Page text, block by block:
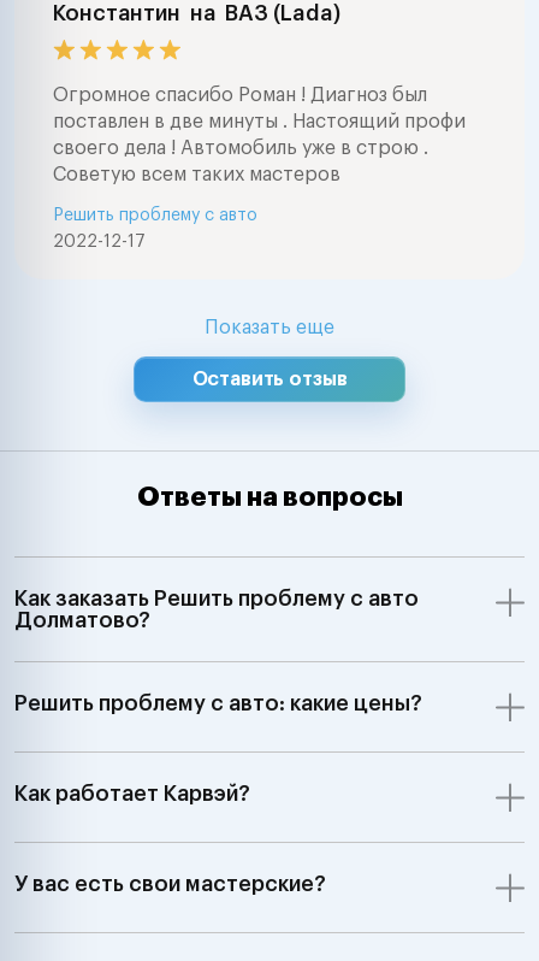
Константин на ВАЗ (Lada)
Огромное спасибо Роман ! Диагноз был
поставлен в две минуты . Настоящий профи
своего дела ! Автомобиль уже в строю .
Советую всем таких мастеров
2022-12-17
Решить проблему с авто
Показать еще
Оставить отзыв
Ответы на вопросы
Как заказать Решить проблему с авто
Долматово?
Решить проблему с авто: какие цены?
Как работает Карвэй?
У вас есть свои мастерские?